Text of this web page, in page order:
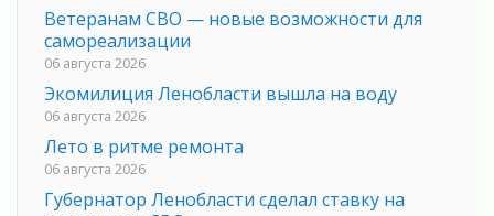
Ветеранам СВО — новые возможности для
самореализации
06 августа 2026
Экомилиция Ленобласти вышла на воду
06 августа 2026
Лето в ритме ремонта
06 августа 2026
Губернатор Ленобласти сделал ставку на